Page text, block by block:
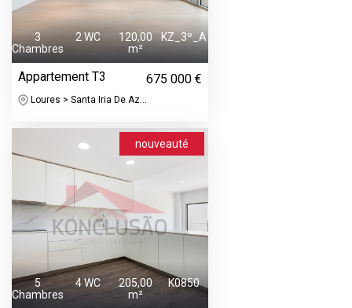
3
Chambres
2 WC
120,00
m²
KZ_3º_A
Appartement T3 675 000 €
Loures > Santa Iria De Az...
nouveauté
5
Chambres
4 WC
205,00
m²
K0850